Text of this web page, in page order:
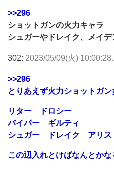
>>296
ショットガンの火力キャラ
シュガーやドレイク、メイ
302: 2023/05/09(火)
>>296
とりあえず火力ショットガン
リター ドロシー
バイパー ギルティ
シュガー ドレイク アリス
この辺入れとけばなんとかな